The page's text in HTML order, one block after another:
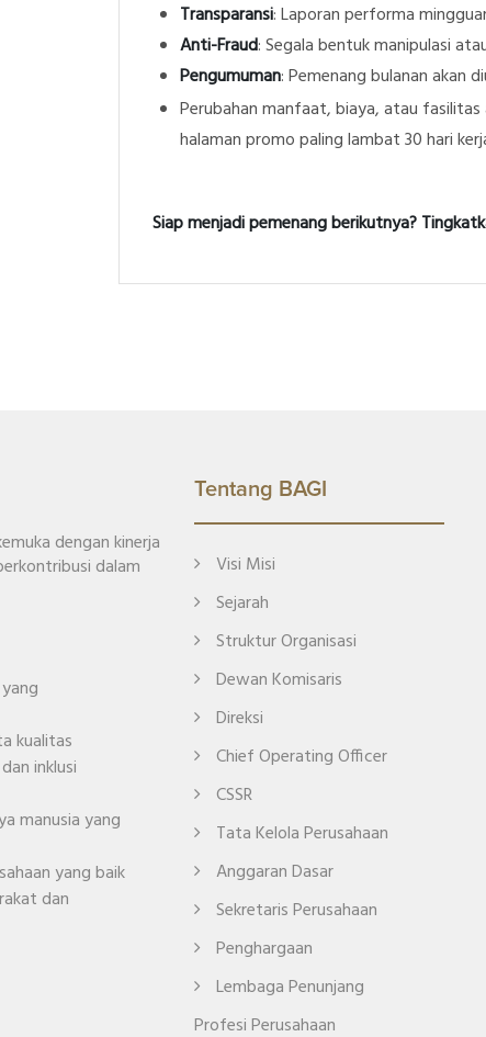
Transparansi: Laporan performa
Anti-Fraud: Segala bentuk manipulasi
Pengumuman: Pemenang bulanan akan
Perubahan manfaat, biaya, atau fasilitas
halaman promo paling lambat 30 hari
Siap menjadi pemenang berikutnya?
dengan kinerja
dalam
kualitas
inklusi
manusia yang
yang baik
dan
Tentang BAGI
Visi Misi
Sejarah
Struktur Organisasi
Dewan Komisaris
Direksi
Chief Operating Officer
CSSR
Tata Kelola Perusahaan
Anggaran Dasar
Sekretaris Perusahaan
Penghargaan
Lembaga Penunjang
Profesi Perusahaan